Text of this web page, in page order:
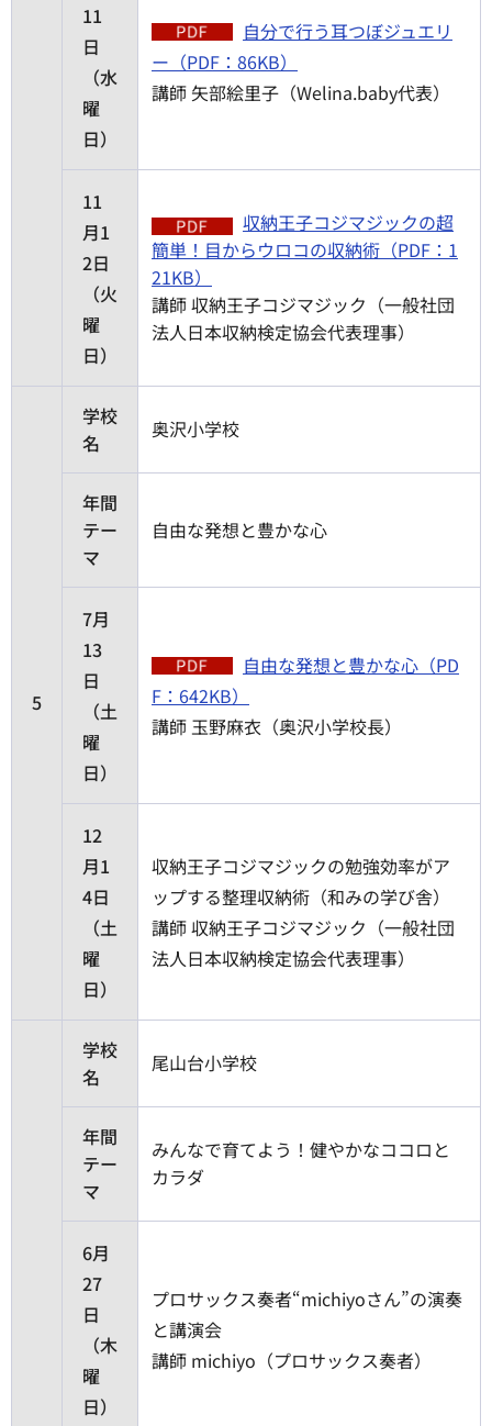
11
日
（水
曜
日）
自分で行う耳つぼジュエリ
ー（PDF：86KB）
講師 矢部絵里子（Welina.baby代表）
11
月1
2日
（火
曜
日）
収納王子コジマジックの超
簡単！目からウロコの収納術（PDF：1
21KB）
講師 収納王子コジマジック（一般社団
法人日本収納検定協会代表理事）
5
学校
名
奥沢小学校
年間
テー
マ
自由な発想と豊かな心
7月
13
日
（土
曜
日）
自由な発想と豊かな心（PD
F：642KB）
講師 玉野麻衣（奥沢小学校長）
12
月1
4日
（土
曜
日）
収納王子コジマジックの勉強効率がア
ップする整理収納術（和みの学び舎）
講師 収納王子コジマジック（一般社団
法人日本収納検定協会代表理事）
学校
名
尾山台小学校
年間
テー
マ
みんなで育てよう！健やかなココロと
カラダ
6月
27
日
（木
曜
日）
プロサックス奏者“michiyoさん”の演奏
と講演会
講師 michiyo（プロサックス奏者）